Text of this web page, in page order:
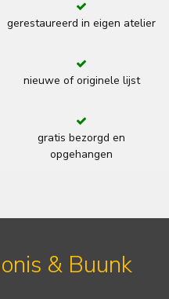
gerestaureerd in eigen atelier
nieuwe of originele lijst
gratis bezorgd en
opgehangen
& Buunk